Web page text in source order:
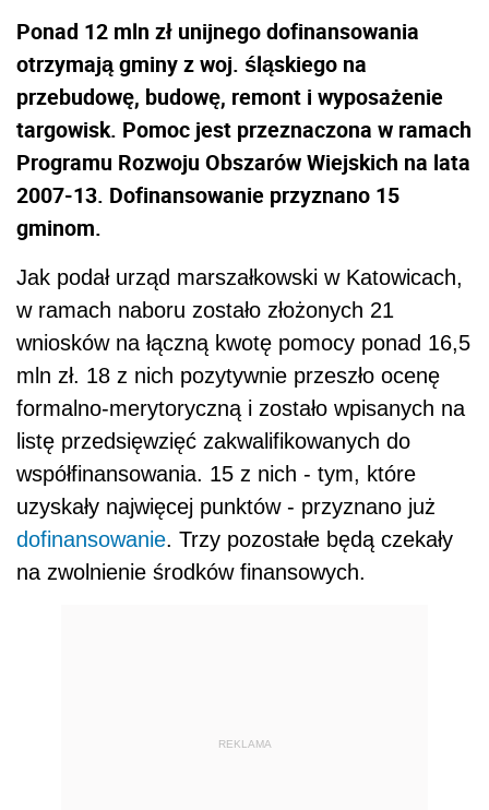
Ponad 12 mln zł unijnego dofinansowania
otrzymają gminy z woj. śląskiego na
przebudowę, budowę, remont i wyposażenie
targowisk. Pomoc jest przeznaczona w ramach
Programu Rozwoju Obszarów Wiejskich na lata
2007-13. Dofinansowanie przyznano 15
gminom.
Jak podał urząd marszałkowski w Katowicach,
w ramach naboru zostało złożonych 21
wniosków na łączną kwotę pomocy ponad 16,5
mln zł. 18 z nich pozytywnie przeszło ocenę
formalno-merytoryczną i zostało wpisanych na
listę przedsięwzięć zakwalifikowanych do
współfinansowania. 15 z nich - tym, które
uzyskały najwięcej punktów - przyznano już
dofinansowanie. Trzy pozostałe będą czekały
na zwolnienie środków finansowych.
REKLAMA